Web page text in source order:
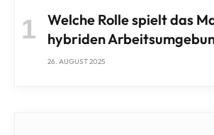
Welche Rolle spielt das
hybriden
26. AUGUST 2025